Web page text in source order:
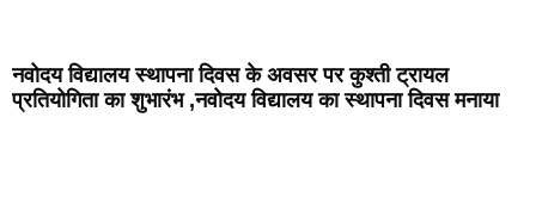
नवोदय विद्यालय स्थापना दिवस के अवसर पर कुश्ती ट्रायल
प्रतियोगिता का शुभारंभ ,नवोदय विद्यालय का स्थापना दिवस मनाया